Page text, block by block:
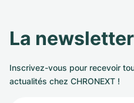
La
Inscrivez-vous pour recevoir
actualités chez CHRONEXT !